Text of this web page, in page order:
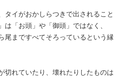
イがおかしらつきで出されること
「お頭」や「御頭」ではなく、
尾まですべてそろっているという縁
れていたり、壊れたりしたものは